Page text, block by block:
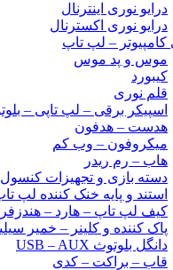
درایو نوری اینترنال
درایو نوری اکسترنال
کامپیوتر – لپ تاپ
موس و پد موس
کیبورد
قلم نوری
اسپیکر برقی – لپ تاپی –
هدست – هدفون
میکروفون – وب کم
هاب – رم ریدر
دسته بازی و تجهیزات کنسول
استند و پایه خنک کننده لپ
کیف لپ تاپ – هارد –
پاک کننده و کلینر – خمیر
دانگل بلوتوث USB – AUX
قاب – براکت – کدی